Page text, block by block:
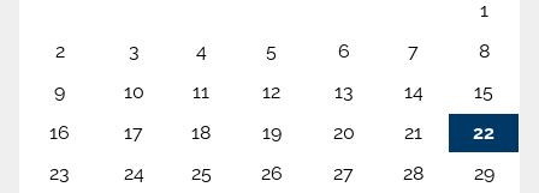
1
2
3 4 5 6 7
8
9
10 11 12 13 14
15
16
17 18 19 20 21
22
23
24 25 26 27 28
29